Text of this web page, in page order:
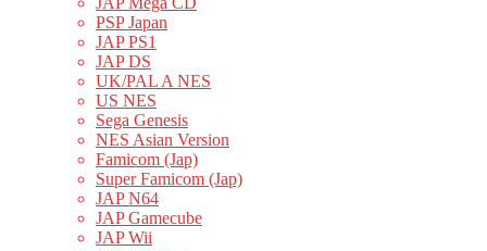
PSP Japan
JAP PS1
JAP DS
UK/PAL A NES
US NES
Sega Genesis
NES Asian Version
Famicom (Jap)
Super Famicom (Jap)
JAP N64
JAP Gamecube
JAP Wii